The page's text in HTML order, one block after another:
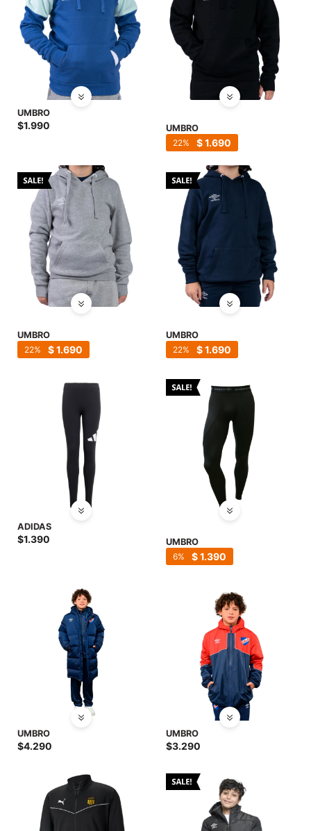
UMBRO
$1.990 UMBRO
$1.690
22
UMBRO
$1.690
22
UMBRO
$1.690
22
ADIDAS
$1.390 UMBRO
$1.390
6
UMBRO
$4.290
UMBRO
$3.290